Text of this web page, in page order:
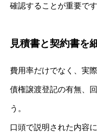
確認することが重要です
見積書と契約書を
費用率だけでなく、実
債権譲渡登記の有無、
う。
口頭で説明された内容